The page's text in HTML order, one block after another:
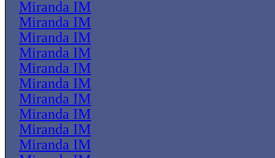
Miranda IM
Miranda IM
Miranda IM
Miranda IM
Miranda IM
Miranda IM
Miranda IM
Miranda IM
Miranda IM
Miranda IM